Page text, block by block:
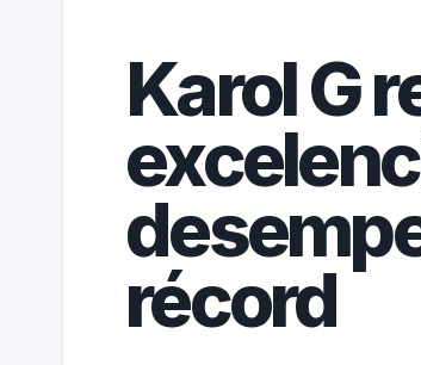
Karol G
récord